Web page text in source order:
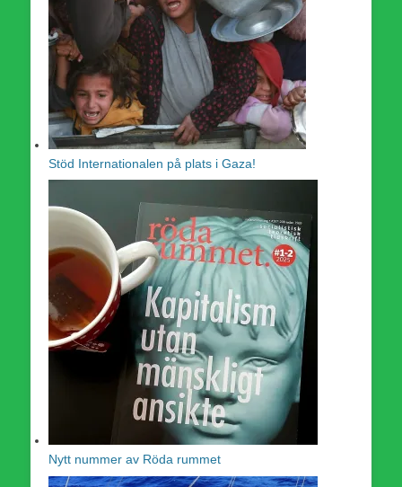
Stöd Internationalen på plats i Gaza!
Nytt nummer av Röda rummet